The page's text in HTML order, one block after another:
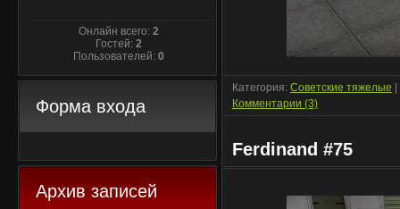
Онлайн всего:2
Гостей:2
Пользователей:0
Форма входа
Архив записей
Категория: Советские тяжелые
Комментарии (3)
Ferdinand #75